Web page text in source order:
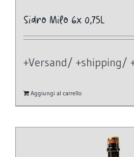
Sidro Milo 6x 0,75L
+Versand/ +shipping/
Aggiungi al carrello